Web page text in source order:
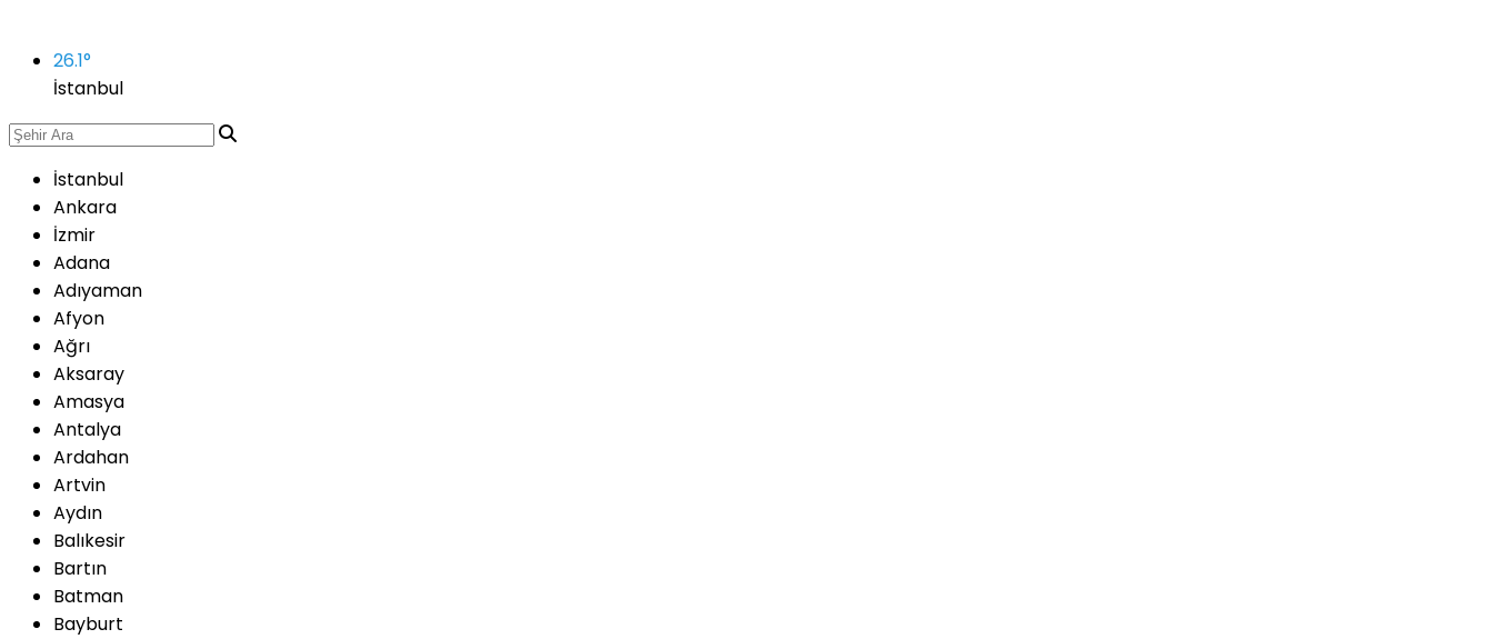
26.1°
İstanbul
İstanbul
Ankara
İzmir
Adana
Adıyaman
Afyon
Ağrı
Aksaray
Amasya
Antalya
Ardahan
Artvin
Aydın
Balıkesir
Bartın
Batman
Bayburt